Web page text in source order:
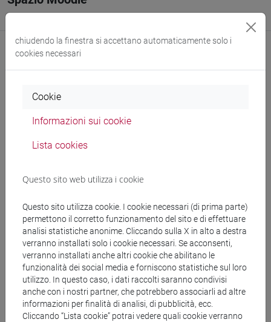
Docenti e corsi di laurea
Programma
Docenti
COMPAGNONI Ilaria - 15h Lezione
Materiali didattici
Materiali su Moodle
chiudendo la finestra si accettano automaticamente solo i
cookies necessari
Cookie
Informazioni sui cookie
Lista cookies
Questo sito web utilizza i cookie
Questo sito utilizza cookie. I cookie necessari (di prima parte)
permettono il corretto funzionamento del sito e di effettuare
analisi statistiche anonime. Cliccando sulla X in alto a destra
verranno installati solo i cookie necessari. Se acconsenti,
verranno installati anche altri cookie che abilitano le
funzionalità dei social media e forniscono statistiche sul loro
utilizzo. In questo caso, i dati raccolti saranno condivisi
anche con i nostri partner, che potrebbero associarli ad altre
informazioni per finalità di analisi, di pubblicità, ecc.
Cliccando “Lista cookie” potrai vedere quali cookie verranno